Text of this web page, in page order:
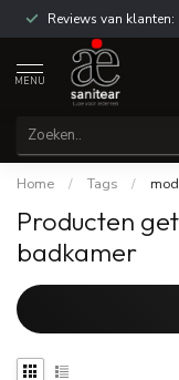
Reviews van klanten:
MENU
Home / Tags /
Producten
badkamer